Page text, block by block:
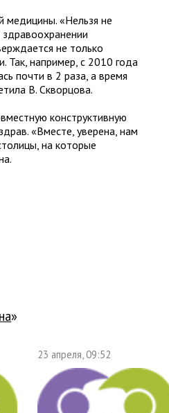
медицины. «Нельзя не
не только
Так, например, с 2010 года
почти в 2 раза, а время
В. Скворцова.
конструктивную
«Вместе, уверена, нам
на которые
»
23 апреля, 09:52